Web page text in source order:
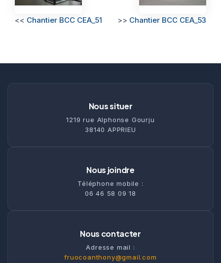
<< Chantier BCC CEA_51 >> Chantier BCC CEA_53
Nous situer
1219 rue Alphonse Gourju
38140 APPRIEU
Nous joindre
Téléphone mobile :
06 46 58 09 18
Nous contacter
Adresse mail :
fruocoanthony@gmail.com